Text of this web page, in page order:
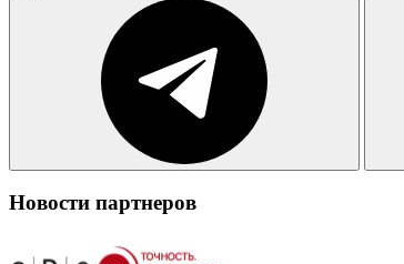
Новости партнеров